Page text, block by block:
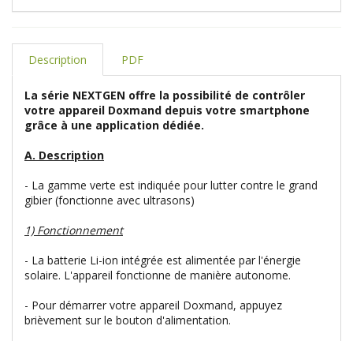
Description PDF
La série NEXTGEN offre la possibilité de contrôler
votre appareil Doxmand depuis votre smartphone
grâce à une application dédiée.
A. Description
- La gamme verte est indiquée pour lutter contre le grand
gibier (fonctionne avec ultrasons)
1) Fonctionnement
- La batterie Li-ion intégrée est alimentée par l'énergie
solaire. L'appareil fonctionne de manière autonome.
- Pour démarrer votre appareil Doxmand, appuyez
brièvement sur le bouton d'alimentation.